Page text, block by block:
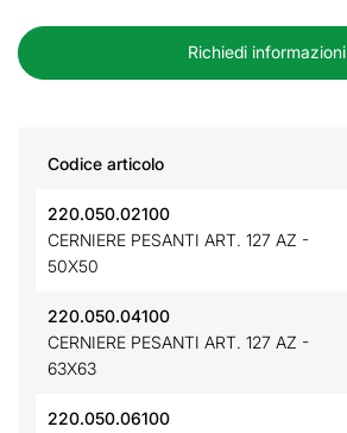
Richiedi informazioni
Codice articolo
220.050.02100
CERNIERE PESANTI ART. 127 AZ -
50X50
220.050.04100
CERNIERE PESANTI ART. 127 AZ -
63X63
220.050.06100